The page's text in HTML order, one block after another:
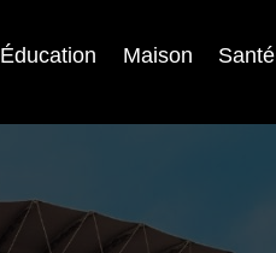
Éducation Maison Santé